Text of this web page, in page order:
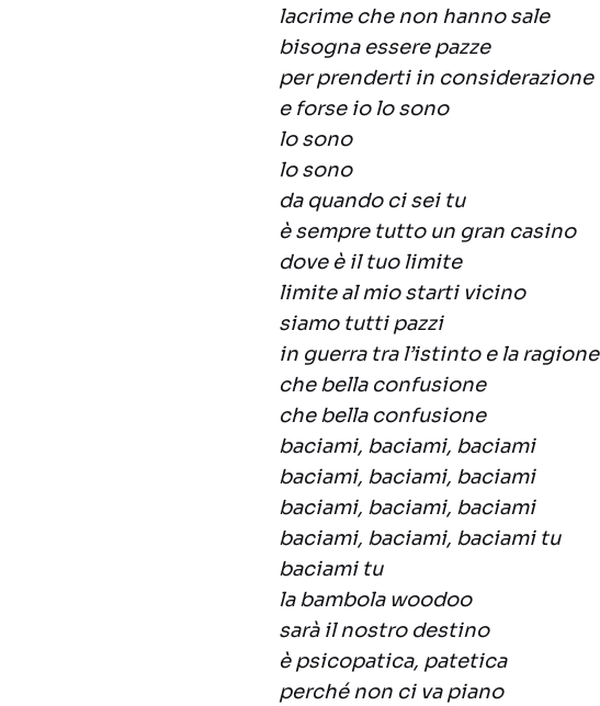
lacrime che non hanno sale
bisogna essere pazze
per prenderti in considerazione
e forse io lo sono
lo sono
lo sono
da quando ci sei tu
è sempre tutto un gran casino
dove è il tuo limite
limite al mio starti vicino
siamo tutti pazzi
in guerra tra l’istinto e la ragione
che bella confusione
che bella confusione
baciami, baciami, baciami
baciami, baciami, baciami
baciami, baciami, baciami
baciami, baciami, baciami tu
baciami tu
la bambola woodoo
sarà il nostro destino
è psicopatica, patetica
perché non ci va piano